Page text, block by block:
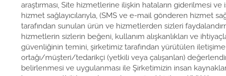
araştırması, Site hizmetlerine ilişkin hataların giderilmesi
hizmet sağlayıcılarıyla, (SMS ve e-mail gönderen hizmet
tarafından sunulan ürün ve hizmetlerden sizleri
hizmetlerin sizlerin beğeni, kullanım alışkanlıkları ve
güvenliğinin temini, şirketimiz tarafından yürütülen
ortağı/müşteri/tedarikçi (yetkili veya çalışanları)
belirlenmesi ve uygulanması ile Şirketimizin insan